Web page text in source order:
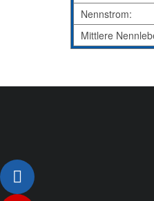
Nennstrom:
Mittlere